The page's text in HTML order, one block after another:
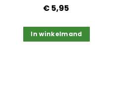
€ 5,95
In winkelmand